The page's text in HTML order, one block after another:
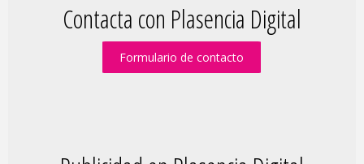
Contacta con Plasencia Digital
Formulario de contacto